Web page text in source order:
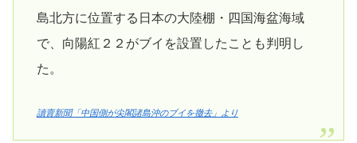
島北方に位置する日本の大陸棚・四国海盆海域
で、向陽紅２２がブイを設置したことも判明し
た。
讀賣新聞「中国側が尖閣諸島沖のブイを撤去」より